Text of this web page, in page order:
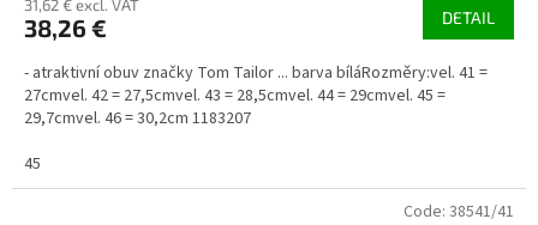
31,62 € excl. VAT
38,26 € DETAIL
- atraktivní obuv značky Tom Tailor ... barva bíláRozměry:vel. 41 =
27cmvel. 42 = 27,5cmvel. 43 = 28,5cmvel. 44 = 29cmvel. 45 =
29,7cmvel. 46 = 30,2cm 1183207
45
Code: 38541/41